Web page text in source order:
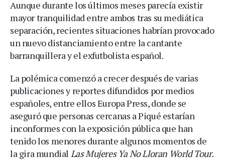
Aunque durante los últimos meses parecía existir
mayor tranquilidad entre ambos tras su mediática
separación, recientes situaciones habrían provocado
un nuevo distanciamiento entre la cantante
barranquillera y el exfutbolista español.
La polémica comenzó a crecer después de varias
publicaciones y reportes difundidos por medios
españoles, entre ellos Europa Press, donde se
aseguró que personas cercanas a Piqué estarían
inconformes con la exposición pública que han
tenido los menores durante algunos momentos de
la gira mundial Las Mujeres Ya No Lloran World Tour.